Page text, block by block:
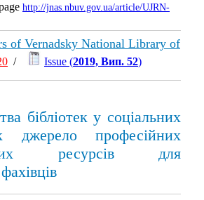
http://jnas.nbuv.gov.ua/article/UJRN-
of Vernadsky National Library of
/ Issue (2019, Вип. 52)
бібліотек у соціальних
джерело професійних
ресурсів для